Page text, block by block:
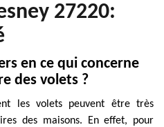
27220:
en ce qui concerne
des volets ?
les volets peuvent être très
des maisons. En effet, pour